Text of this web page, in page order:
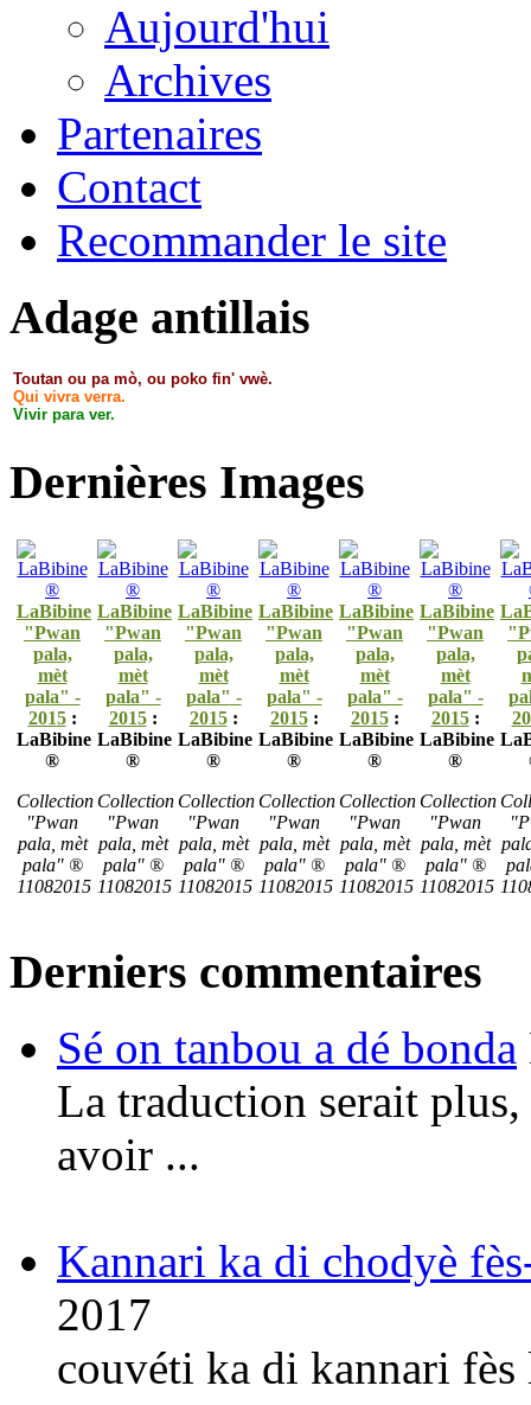
Aujourd'hui
Archives
Partenaires
Contact
Recommander le site
Adage antillais
Toutan ou pa mò, ou poko fin' vwè.
Qui vivra verra.
Vivir para ver.
Dernières Images
LaBibine
"Pwan
pala,
mèt
pala" -
2015:
LaBibine
®
Collection
"Pwan
pala, mèt
pala" ®
11082015
LaBibine
"Pwan
pala,
mèt
pala" -
2015:
LaBibine
®
Collection
"Pwan
pala, mèt
pala" ®
11082015
LaBibine
"Pwan
pala,
mèt
pala" -
2015:
LaBibine
®
Collection
"Pwan
pala, mèt
pala" ®
11082015
LaBibine
"Pwan
pala,
mèt
pala" -
2015:
LaBibine
®
Collection
"Pwan
pala, mèt
pala" ®
11082015
LaBibine
"Pwan
pala,
mèt
pala" -
2015:
LaBibine
®
Collection
"Pwan
pala, mèt
pala" ®
11082015
LaBibine
"Pwan
pala,
mèt
pala" -
2015:
LaBibine
®
Collection
"Pwan
pala, mèt
pala" ®
11082015
Derniers commentaires
Sé on tanbou a dé bonda
La traduction serait
avoir ...
Kannari ka di chodyè
2017
couvéti ka di kannari